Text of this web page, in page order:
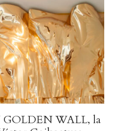
GOLDEN WALL, la